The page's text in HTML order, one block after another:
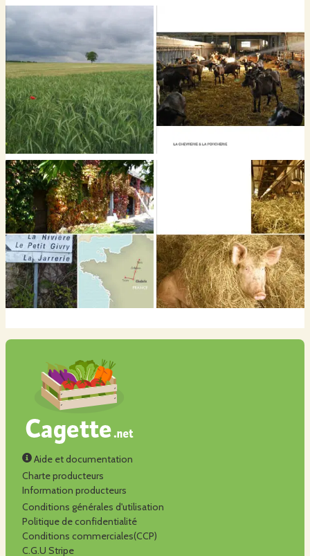
du colza et du tournesol...
- De l'huile, nous avons inauguré notre atelier d'huilerie fin 2024, avec les
graines de colza que nous avons récolter en 2024 puis en 2025 nous avons
presser aussi les graines de tournesol.
- Des courges, on aime beaucoup les soupes alors pourquoi ne pas en faire
profiter les autres.
Au rythme des saisons, de la météo, des réussites et des échecs, nous
nourrissons la terre, les animaux et les humains avec enthousiasme et
rigueur.
Aide et documentation
Charte producteurs
Information producteurs
Conditions générales d'utilisation
Politique de confidentialité
Conditions commerciales(CCP)
C.G.U Stripe